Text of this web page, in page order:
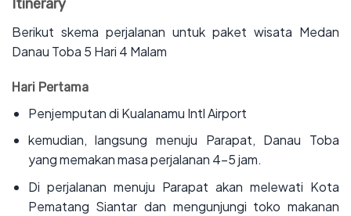
Itinerary
Berikut skema perjalanan untuk paket wisata Medan
Danau Toba 5 Hari 4 Malam
Hari Pertama
‌Penjemputan di Kualanamu Intl Airport
‌kemudian, langsung menuju Parapat, Danau Toba
yang memakan masa perjalanan 4-5 jam.
‌Di perjalanan menuju Parapat akan melewati Kota
Pematang Siantar dan mengunjungi toko makanan